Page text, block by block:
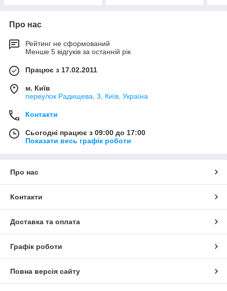
Про нас
Рейтинг не сформований
Менше 5 відгуків за останній рік
Працює з 17.02.2011
м. Київ
переулок Радищева, 3, Київ, Україна
Контакти
Сьогодні працює з 09:00 до 17:00
Показати весь графік роботи
Про нас
Контакти
Доставка та оплата
Графік роботи
Повна версія сайту